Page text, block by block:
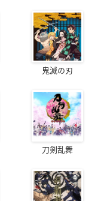
鬼滅の刃
刀剣乱舞